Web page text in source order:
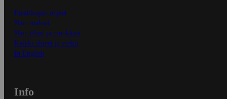
Ensitilaajan ohjeet
Näin maksat
Näin tilaat ja muokkaat
Kaikki ohjeet ja vinkit
In English
Info